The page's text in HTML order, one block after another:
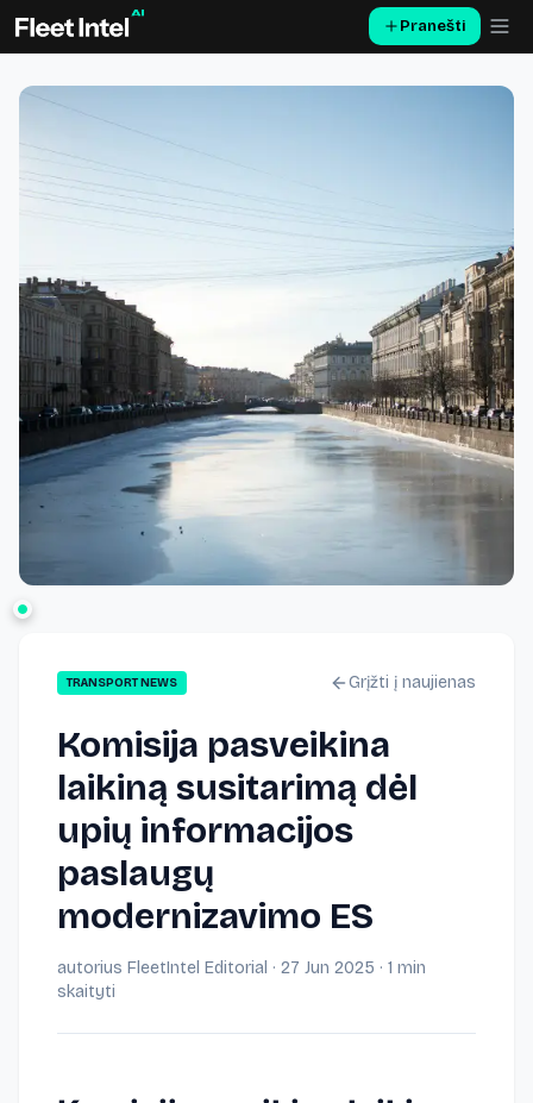
Pranešti
TRANSPORT NEWS Grįžti į naujienas
Komisija pasveikina
laikiną susitarimą dėl
upių informacijos
paslaugų
modernizavimo ES
autorius FleetIntel Editorial · 27 Jun 2025 · 1 min
skaityti